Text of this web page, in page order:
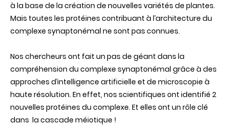
à la base de la création de nouvelles variétés de plantes.
Mais toutes les protéines contribuant à l’architecture du
complexe synaptonémal ne sont pas connues.
Nos chercheurs ont fait un pas de géant dans la
compréhension du complexe synaptonémal grâce à des
approches d’intelligence artificielle et de microscopie à
haute résolution. En effet, nos scientifiques ont identifié 2
nouvelles protéines du complexe. Et elles ont un rôle clé
dans la cascade méiotique !